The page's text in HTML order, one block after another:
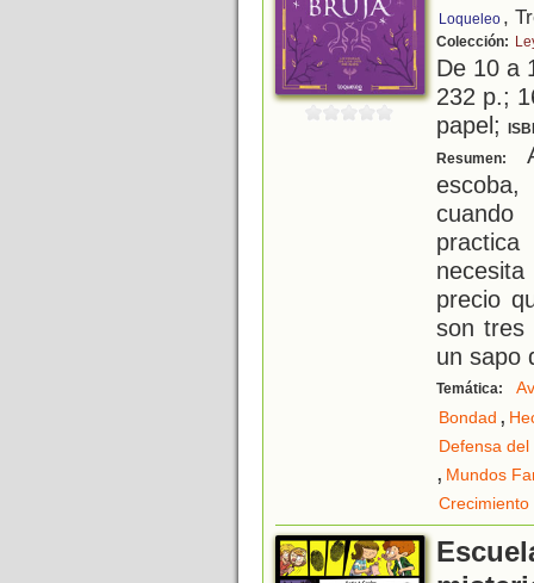
Loqueleo ,
Colección:
De 10 a
232 p.;
papel;
Resumen:
precio
son tres
un sapo
Temática:
Bondad ,
Defensa
, Mundos
Crecimiento